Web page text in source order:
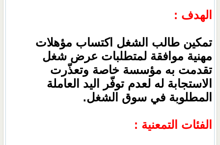
الهدف :
تمكين طالب الشغل اكتساب مؤهلات
مهنية موافقة لمتطلبات عرض شغل
تقدمت به مؤسسة خاصة وتعذّرت
الاستجابة له لعدم توفّر اليد العاملة
المطلوبة في سوق الشغل.
الفئات التمعنية :